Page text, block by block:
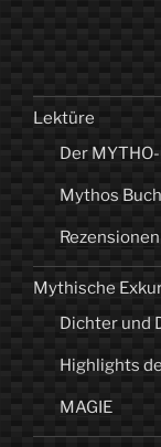
Lektüre
Der
Mythos Buch
Rezensionen
Mythische
Dichter und
Highlights
MAGIE